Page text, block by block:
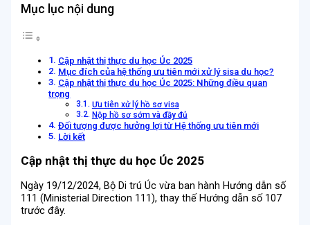
Mục lục nội dung
Cập nhật thị thực du học Úc 2025
Mục đích của hệ thống ưu tiên mới xử lý sisa du học?
Cập nhật thị thực du học Úc 2025: Những điều quan
trọng
Ưu tiên xử lý hồ sơ visa
Nộp hồ sơ sớm và đầy đủ
Đối tượng được hưởng lợi từ Hệ thống ưu tiên mới
Lời kết
Cập nhật thị thực du học Úc 2025
Ngày 19/12/2024, Bộ Di trú Úc vừa ban hành Hướng dẫn số
111 (Ministerial Direction 111), thay thế Hướng dẫn số 107
trước đây.